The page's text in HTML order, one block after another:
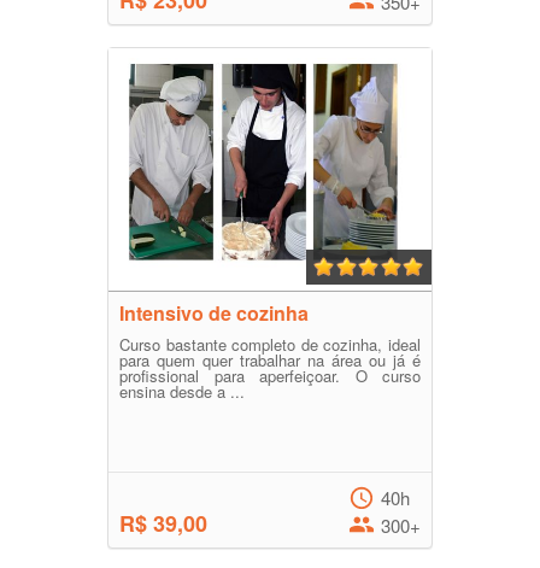
Intensivo de cozinha
Curso bastante completo de cozinha, ideal
para quem quer trabalhar na área ou já é
profissional para aperfeiçoar. O curso
ensina desde a ...
R$ 39,00
40h
300+